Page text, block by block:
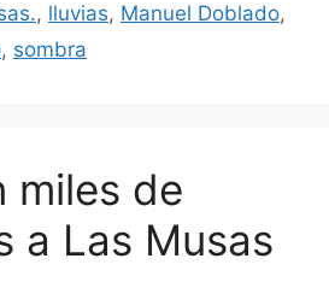
, lluvias, Manuel Doblado,
, sombra
miles de
a Las Musas